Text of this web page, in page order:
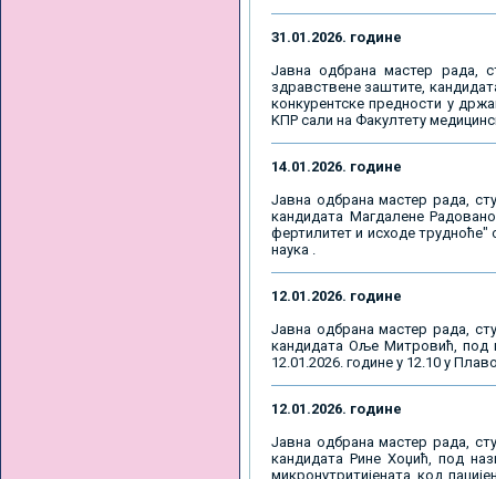
31.01.2026. године
Јавна одбрана мастер рада,
здравствене заштите,
конкурентске предности у
KПР сали на Факултету
14.01.2026. године
Јавна одбрана мастер рада,
кандидата Магдалене
фертилитет и исходе трудноће"
наука .
12.01.2026. године
Јавна одбрана мастер рада,
кандидата Oље Митровић, под
12.01.2026. године у 12.10 у
12.01.2026. године
Јавна одбрана мастер рада,
кандидата Рине Хоџић, под
микронутритијената код